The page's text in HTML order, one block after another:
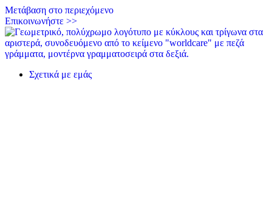
Μετάβαση στο περιεχόμενο
Επικοινωνήστε >>
Σχετικά με εμάς